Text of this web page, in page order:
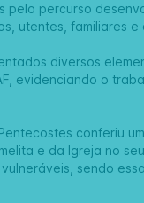
pelo percurso
utentes, familiares e
diversos
evidenciando o
conferiu
e da Igreja no
sendo